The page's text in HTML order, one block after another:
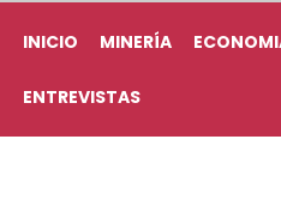
INICIO MINERÍA
ENTREVISTAS